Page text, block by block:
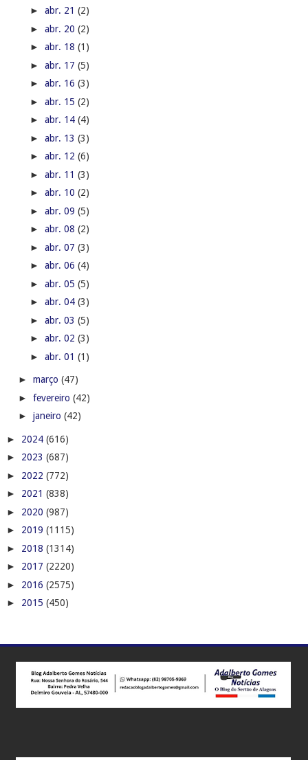
► abr. 21 (2)
► abr. 20 (2)
► abr. 18 (1)
► abr. 17 (5)
► abr. 16 (3)
► abr. 15 (2)
► abr. 14 (4)
► abr. 13 (3)
► abr. 12 (6)
► abr. 11 (3)
► abr. 10 (2)
► abr. 09 (5)
► abr. 08 (2)
► abr. 07 (3)
► abr. 06 (4)
► abr. 05 (5)
► abr. 04 (3)
► abr. 03 (5)
► abr. 02 (3)
► abr. 01 (1)
► março (47)
► fevereiro (42)
► janeiro (42)
► 2024 (616)
► 2023 (687)
► 2022 (772)
► 2021 (838)
► 2020 (987)
► 2019 (1115)
► 2018 (1314)
► 2017 (2220)
► 2016 (2575)
► 2015 (450)